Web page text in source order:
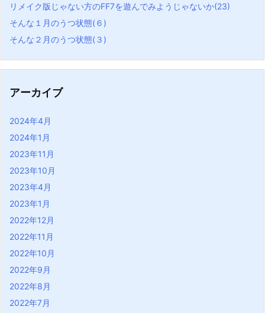
リメイク版じゃない方のFF7を遊んでみようじゃないか(23)
そんな１月のうつ状態(６)
そんな２月のうつ状態(３)
アーカイブ
2024年4月
2024年1月
2023年11月
2023年10月
2023年4月
2023年1月
2022年12月
2022年11月
2022年10月
2022年9月
2022年8月
2022年7月